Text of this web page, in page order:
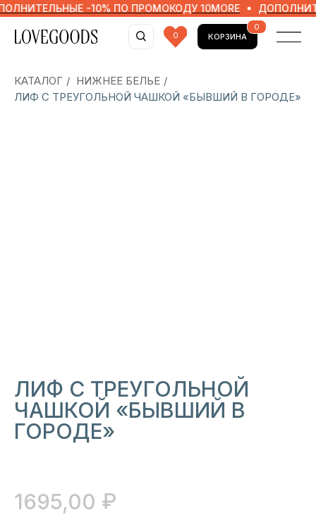
-10% ПО ПРОМОКОДУ 10MORE
КОРЗИНА
0
КАТАЛОГ / НИЖНЕЕ БЕЛЬЕ /
ЛИФ С ТРЕУГОЛЬНОЙ ЧАШКОЙ «БЫВШИЙ В ГОРОДЕ»
ЛИФ С ТРЕУГОЛЬНОЙ
ЧАШКОЙ «БЫВШИЙ В
ГОРОДЕ»
1695,00 ₽